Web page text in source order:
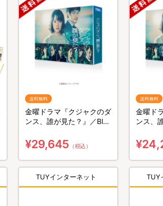
送料無料
金曜ドラマ『クジャクのダ
ンス、誰が見た？』／Blu-
組）
¥29,645 （税込）
送料無料
金曜ド
ンス、
枚組）
TUYインターネット TUY